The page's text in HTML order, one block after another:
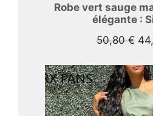
Robe vert sauge
élégante :
50,80€ Le